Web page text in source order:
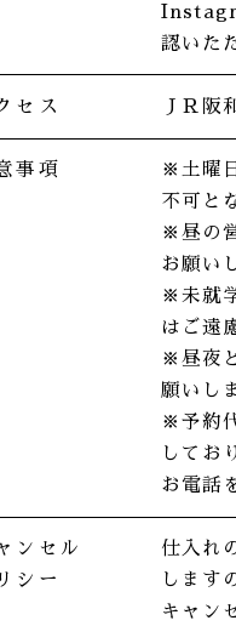
認いた
セス ＪＲ阪
事項
※土曜
不可と
※昼の
お願い
※未就
はご遠
※昼夜
願いし
※予約
してお
お電話
ンセル
シー
仕入れ
します
キャン